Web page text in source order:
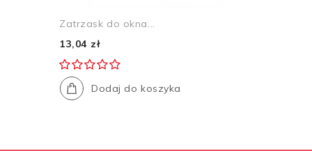
Zatrzask do okna...
13,04 zł
Dodaj do koszyka